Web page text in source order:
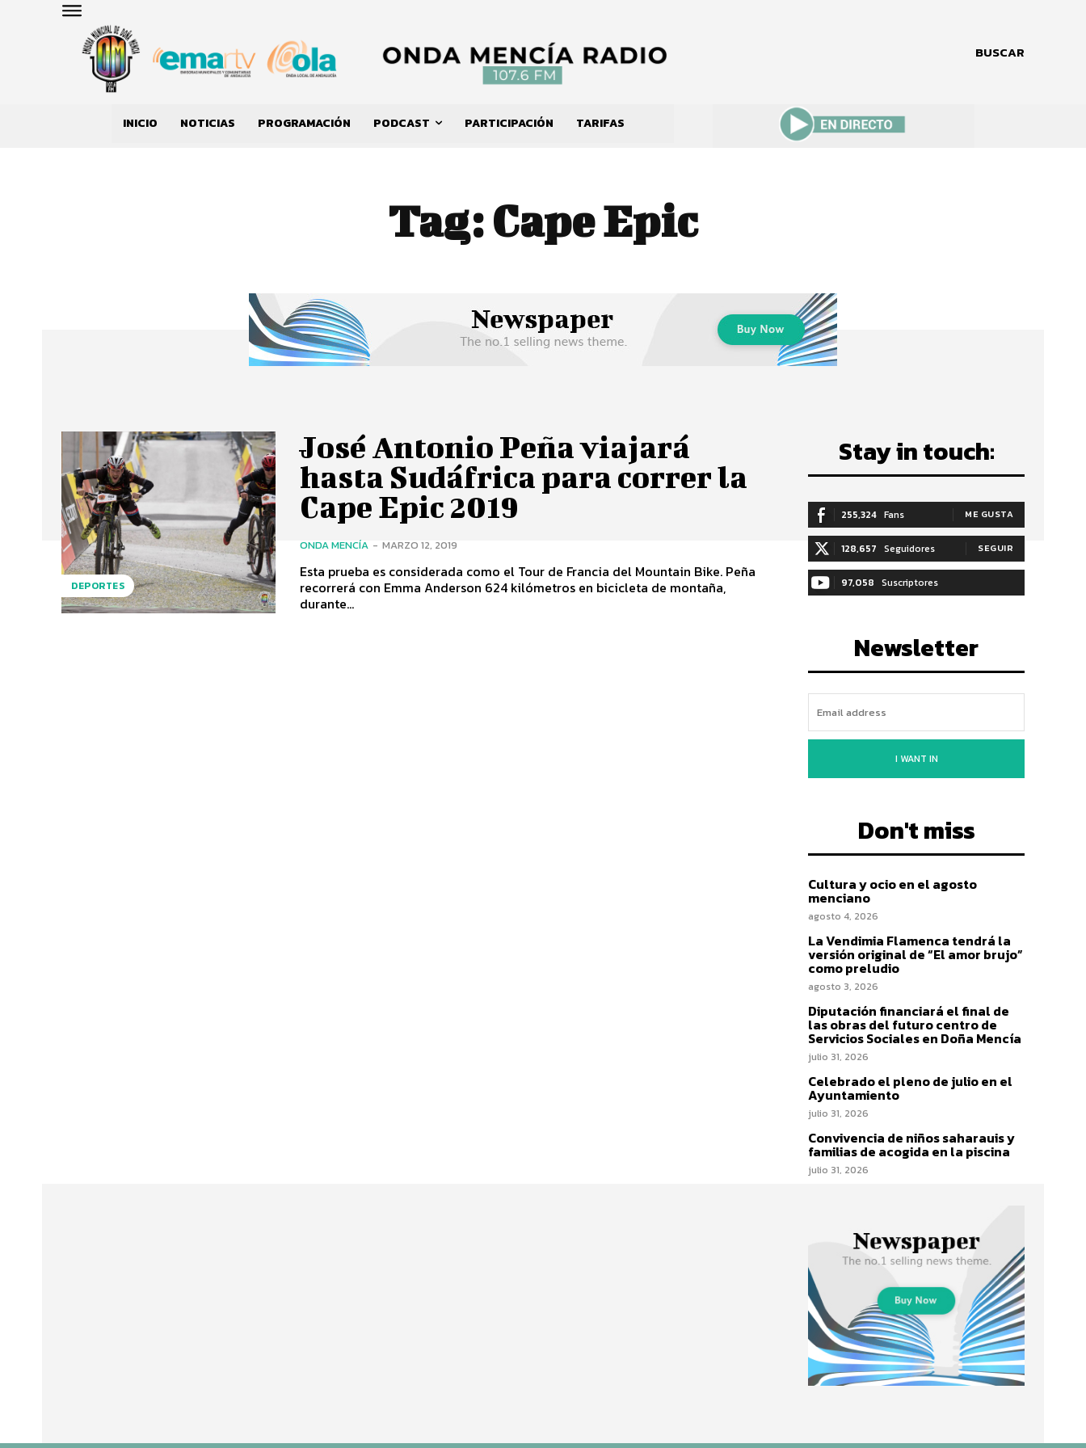
BUSCAR
INICIO NOTICIAS PROGRAMACIÓN PODCAST PARTICIPACIÓN TARIFAS
Tag:Cape Epic
DEPORTES
José Antonio Peña viajará
hasta Sudáfrica para correr la
Cape Epic 2019
ONDA MENCÍA - MARZO 12, 2019
Esta prueba es considerada como el Tour de Francia del Mountain Bike. Peña
recorrerá con Emma Anderson 624 kilómetros en bicicleta de montaña,
durante...
Stay in touch:
255,324 Fans ME GUSTA
128,657 Seguidores SEGUIR
97,058 Suscriptores
Newsletter
I WANT IN
Don't miss
Cultura y ocio en el agosto
menciano
agosto 4, 2026
La Vendimia Flamenca tendrá la
versión original de “El amor brujo”
como preludio
agosto 3, 2026
Diputación financiará el final de
las obras del futuro centro de
Servicios Sociales en Doña Mencía
julio 31, 2026
Celebrado el pleno de julio en el
Ayuntamiento
julio 31, 2026
Convivencia de niños saharauis y
familias de acogida en la piscina
julio 31, 2026